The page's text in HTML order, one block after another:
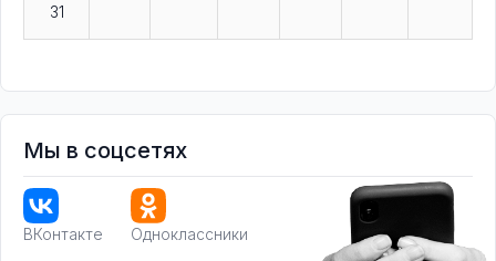
31
Мы в соцсетях
ВКонтакте Одноклассники